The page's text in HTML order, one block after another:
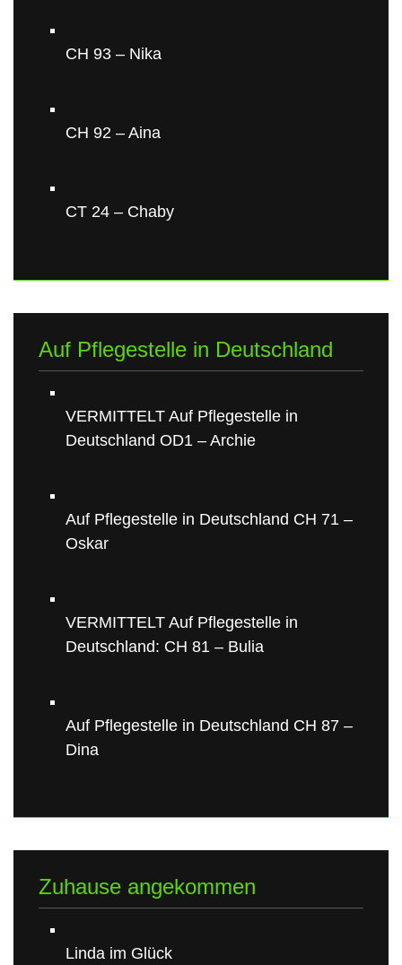
CH 93 – Nika
CH 92 – Aina
CT 24 – Chaby
Auf Pflegestelle in Deutschland
VERMITTELT Auf Pflegestelle in
Deutschland OD1 – Archie
Auf Pflegestelle in Deutschland CH 71 –
Oskar
VERMITTELT Auf Pflegestelle in
Deutschland: CH 81 – Bulia
Auf Pflegestelle in Deutschland CH 87 –
Dina
Zuhause angekommen
Linda im Glück